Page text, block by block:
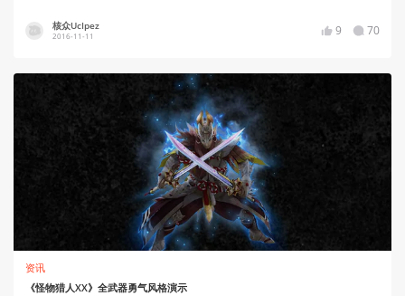
核众UcIpez
2016-11-11 9 70
资讯
《怪物猎人XX》全武器勇气风格演示